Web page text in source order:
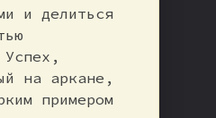
и делиться
на аркане,
примером